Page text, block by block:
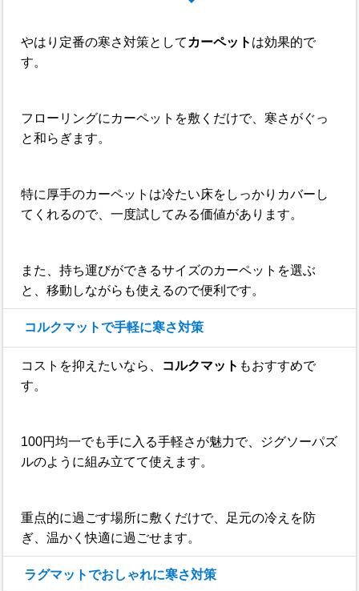
やはり定番の寒さ対策として カーペット は効果的で
す。
フローリングにカーペットを敷くだけで、寒さがぐっ
と和らぎます。
特に厚手のカーペットは冷たい床をしっかりカバーし
てくれるので、一度試してみる価値があります。
また、持ち運びができるサイズのカーペットを選ぶ
と、移動しながらも使えるので便利です。
コルクマットで手軽に寒さ対策
コストを抑えたいなら、 コルクマット もおすすめで
す。
100円均一でも手に入る手軽さが魅力で、ジグソーパズ
ルのように組み立てて使えます。
重点的に過ごす場所に敷くだけで、足元の冷えを防
ぎ、温かく快適に過ごせます。
ラグマットでおしゃれに寒さ対策